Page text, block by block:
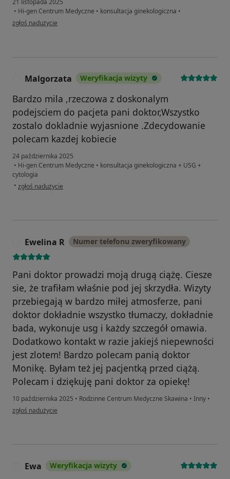
21 listopada 2025
• Hi-gen Centrum Medyczne • konsultacja ginekologiczna •
w opinii użytkownika Magdalena
zgłoś nadużycie
Malgorzata Weryfikacja wizyty
Bardzo mila ,rzeczowa z doskonalym
podejsciem do pacjeta pani doktor,Wszystko
zostalo dokladnie wyjasnione .Zdecydowanie
polecam kazdej kobiecie
24 października 2025
• Hi-gen Centrum Medyczne • konsultacja ginekologiczna + USG +
cytologia
• w opinii użytkownika Malgorzata
zgłoś nadużycie
Ewelina R Numer telefonu zweryfikowany
Pani doktor prowadzi moją drugą ciążę. Ciesze
sie, że trafiłam właśnie pod jej skrzydła. Wizyty
przebiegają w bardzo miłej atmosferze, pani
doktor dokładnie wszystko tłumaczy, dokładnie
bada, wykonuje usg i każdy szczegół omawia.
Dodatkowo kontakt w razie jakiejś niepewności
jest zlotem! Bardzo polecam panią doktor
Monikę. Byłam też jej pacjentką przed ciążą.
Polecam i dziękuję pani doktor za opiekę!
10 października 2025 • Rodzinne Centrum Medyczne Skawina • Inny •
w opinii użytkownika Ewelina R
zgłoś nadużycie
Ewa Weryfikacja wizyty